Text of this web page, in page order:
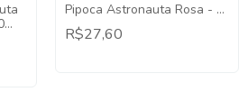
Pipoca Astronauta Rosa - 5
Unidades
R$27,60